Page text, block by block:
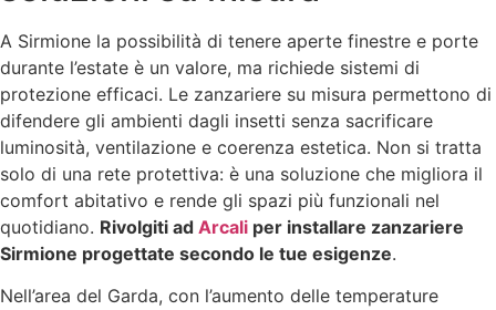
A Sirmione la possibilità di tenere aperte finestre e porte
durante l’estate è un valore, ma richiede sistemi di
protezione efficaci. Le zanzariere su misura permettono di
difendere gli ambienti dagli insetti senza sacrificare
luminosità, ventilazione e coerenza estetica. Non si tratta
solo di una rete protettiva: è una soluzione che migliora il
comfort abitativo e rende gli spazi più funzionali nel
quotidiano. Rivolgiti ad Arcali per installare zanzariere
Sirmione progettate secondo le tue esigenze.
Nell’area del Garda, con l’aumento delle temperature